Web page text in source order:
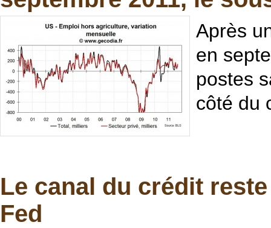
Après
en
postes
côté du
Le canal du crédit
Fed